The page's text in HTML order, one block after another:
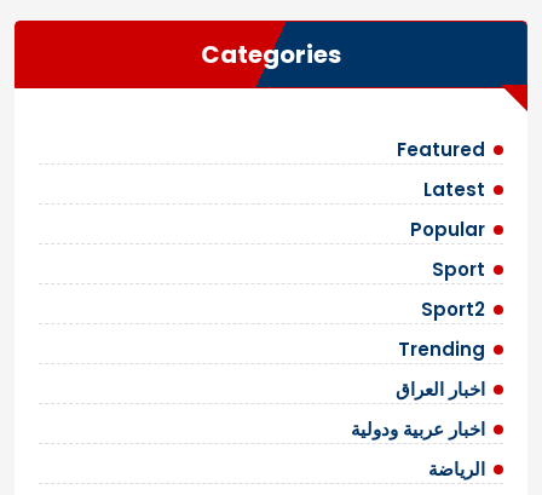
ت
ل
م
ت
Categories
Featured
Latest
Popular
Sport
Sport2
Trending
اخبار العراق
اخبار عربية ودولية
الرياضة